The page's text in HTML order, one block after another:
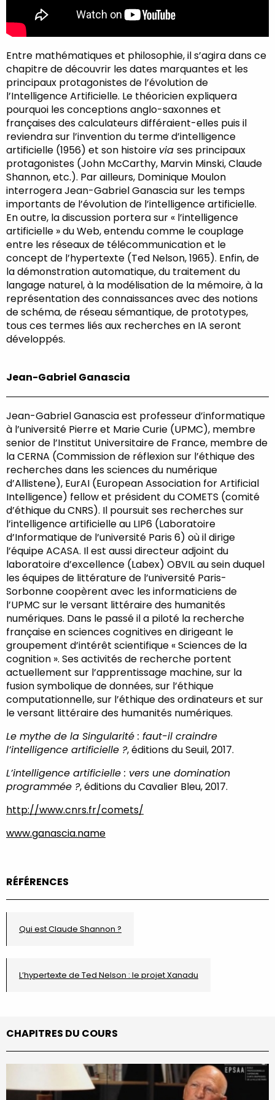
Entre mathématiques et philosophie, il s’agira dans ce
chapitre de découvrir les dates marquantes et les
principaux protagonistes de l’évolution de
l’Intelligence Artificielle. Le théoricien expliquera
pourquoi les conceptions anglo-saxonnes et
françaises des calculateurs différaient-elles puis il
reviendra sur l’invention du terme d’intelligence
artificielle (1956) et son histoire via ses principaux
protagonistes (John McCarthy, Marvin Minski, Claude
Shannon, etc.). Par ailleurs, Dominique Moulon
interrogera Jean-Gabriel Ganascia sur les temps
importants de l’évolution de l’intelligence artificielle.
En outre, la discussion portera sur « l’intelligence
artificielle » du Web, entendu comme le couplage
entre les réseaux de télécommunication et le
concept de l’hypertexte (Ted Nelson, 1965). Enfin, de
la démonstration automatique, du traitement du
langage naturel, à la modélisation de la mémoire, à la
représentation des connaissances avec des notions
de schéma, de réseau sémantique, de prototypes,
tous ces termes liés aux recherches en IA seront
développés.
Jean-Gabriel Ganascia
Jean-Gabriel Ganascia est professeur d’informatique
à l’université Pierre et Marie Curie (UPMC), membre
senior de l’Institut Universitaire de France, membre de
la CERNA (Commission de réflexion sur l’éthique des
recherches dans les sciences du numérique
d’Allistene), EurAI (European Association for Artificial
Intelligence) fellow et président du COMETS (comité
d’éthique du CNRS). Il poursuit ses recherches sur
l’intelligence artificielle au LIP6 (Laboratoire
d’Informatique de l’université Paris 6) où il dirige
l’équipe ACASA. Il est aussi directeur adjoint du
laboratoire d’excellence (Labex) OBVIL au sein duquel
les équipes de littérature de l’université Paris-
Sorbonne coopèrent avec les informaticiens de
l’UPMC sur le versant littéraire des humanités
numériques. Dans le passé il a piloté la recherche
française en sciences cognitives en dirigeant le
groupement d’intérêt scientifique « Sciences de la
cognition ». Ses activités de recherche portent
actuellement sur l’apprentissage machine, sur la
fusion symbolique de données, sur l’éthique
computationnelle, sur l’éthique des ordinateurs et sur
le versant littéraire des humanités numériques.
Le mythe de la Singularité : faut-il craindre
l’intelligence artificielle ?, éditions du Seuil, 2017.
L’intelligence artificielle : vers une domination
programmée ?, éditions du Cavalier Bleu, 2017.
http://www.cnrs.fr/comets/
www.ganascia.name
RÉFÉRENCES
Qui est Claude Shannon ?
L’hypertexte de Ted Nelson : le projet Xanadu
CHAPITRES DU COURS